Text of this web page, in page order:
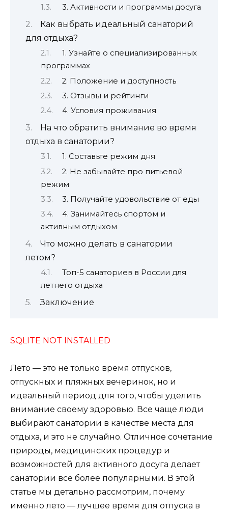
3. Активности и программы досуга
Как выбрать идеальный санаторий
для отдыха?
1. Узнайте о специализированных
программах
2. Положение и доступность
3. Отзывы и рейтинги
4. Условия проживания
На что обратить внимание во время
отдыха в санатории?
1. Составьте режим дня
2. Не забывайте про питьевой
режим
3. Получайте удовольствие от еды
4. Занимайтесь спортом и
активным отдыхом
Что можно делать в санатории
летом?
Топ-5 санаториев в России для
летнего отдыха
Заключение
SQLITE NOT INSTALLED
Лето — это не только время отпусков,
отпускных и пляжных вечеринок, но и
идеальный период для того, чтобы уделить
внимание своему здоровью. Все чаще люди
выбирают санатории в качестве места для
отдыха, и это не случайно. Отличное сочетание
природы, медицинских процедур и
возможностей для активного досуга делает
санатории все более популярными. В этой
статье мы детально рассмотрим, почему
именно лето — лучшее время для отпуска в